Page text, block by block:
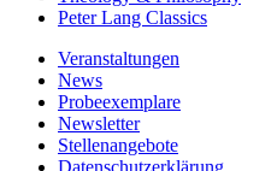
Peter Lang Classics
Veranstaltungen
News
Probeexemplare
Newsletter
Stellenangebote